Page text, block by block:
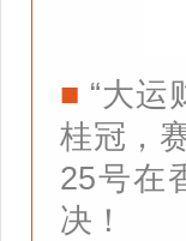
■ “大运
桂冠，
25号在
决！